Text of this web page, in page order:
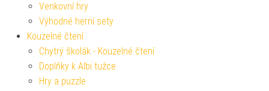
Venkovní hry
Výhodné herní sety
Kouzelné čtení
Chytrý školák - Kouzelné čtení
Doplňky k Albi tužce
Hry a puzzle